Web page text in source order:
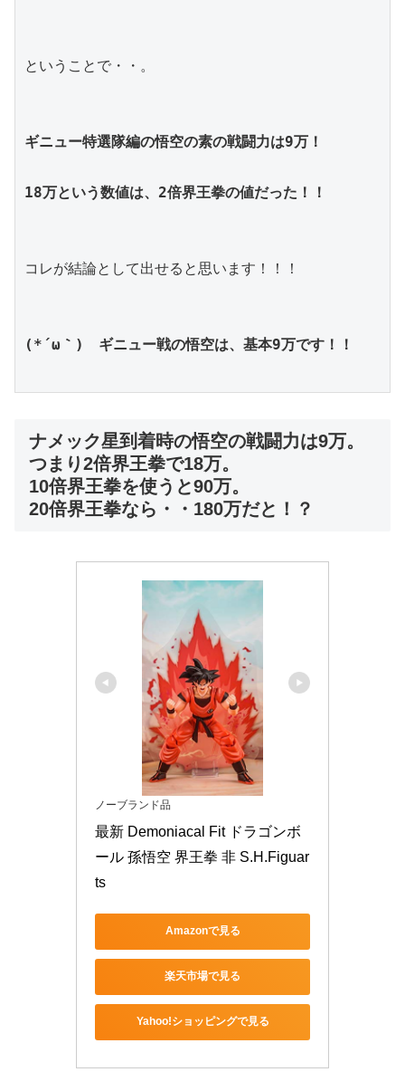
ということで・・。
ギニュー特選隊編の悟空の素の戦闘力は9万！
18万という数値は、2倍界王拳の値だった！！
コレが結論として出せると思います！！！
(*´ω｀)　ギニュー戦の悟空は、基本9万です！！
ナメック星到着時の悟空の戦闘力は9万。
つまり2倍界王拳で18万。
10倍界王拳を使うと90万。
20倍界王拳なら・・180万だと！？
ノーブランド品
最新 Demoniacal Fit ドラゴンボ
ール 孫悟空 界王拳 非 S.H.Figuar
ts
Amazonで見る
楽天市場で見る
Yahoo!ショッピングで見る